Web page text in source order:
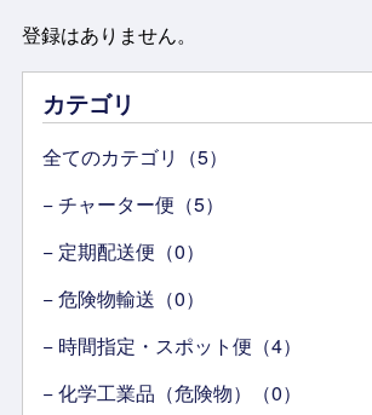
登録はありません。
カテゴリ
全てのカテゴリ（5）
− チャーター便（5）
− 定期配送便（0）
− 危険物輸送（0）
− 時間指定・スポット便（4）
− 化学工業品（危険物）（0）